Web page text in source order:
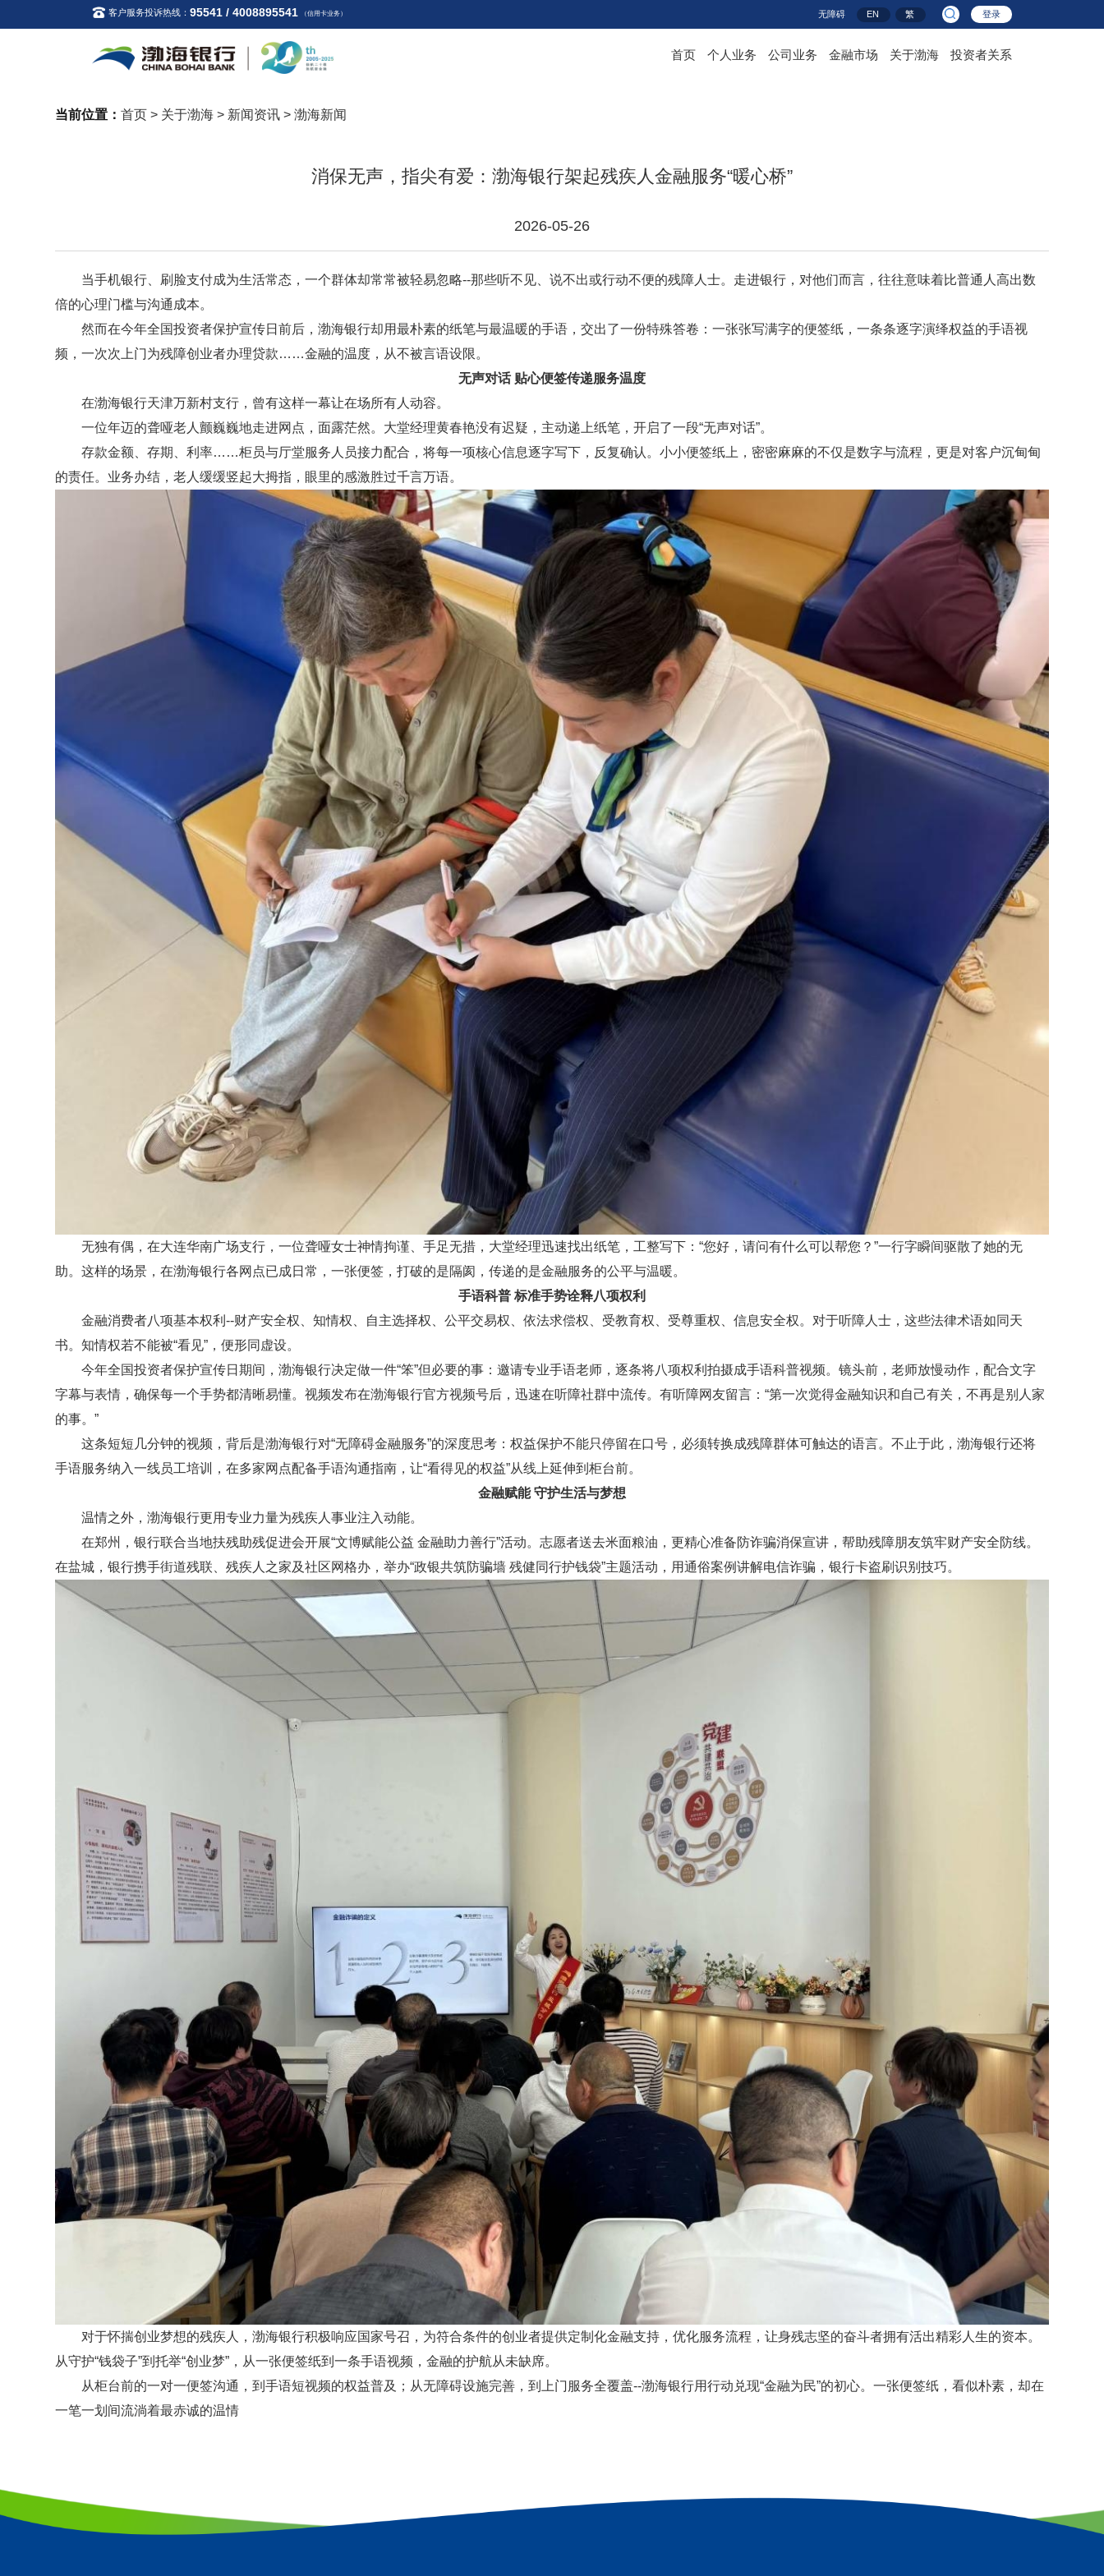
客户服务投诉热线：95541 / 4008895541 （信用卡业务） 无障碍 EN 繁 登录
首页 个人业务 公司业务 金融市场 关于渤海 投资者关系
当前位置：首页 > 关于渤海 > 新闻资讯 >渤海新闻
消保无声，指尖有爱：渤海银行架起残疾人金融服务“暖心桥”
2026-05-26
当手机银行、刷脸支付成为生活常态，一个群体却常常被轻易忽略--那些听不见、说不出或行动不便的残障人士。走进银行，对他们而言，往往意味着比普通人高出数
倍的心理门槛与沟通成本。
然而在今年全国投资者保护宣传日前后，渤海银行却用最朴素的纸笔与最温暖的手语，交出了一份特殊答卷：一张张写满字的便签纸，一条条逐字演绎权益的手语视
频，一次次上门为残障创业者办理贷款……金融的温度，从不被言语设限。
无声对话 贴心便签传递服务温度
在渤海银行天津万新村支行，曾有这样一幕让在场所有人动容。
一位年迈的聋哑老人颤巍巍地走进网点 ，面露茫然。大堂经理黄春艳没有迟疑， 主动递上纸笔，开启了一段“无声对话”。
存款金额、存期、利率……柜员与厅堂服务人员接力配合，将每一项核心信息逐字写下，反复确认。小小便签纸上，密密麻麻的不仅是数字与流程，更是对客户沉甸甸
的责任。业务办结，老人缓缓竖起大拇指，眼里的感激胜过千言万语。
无独有偶，在大连华南广场支行，一位聋哑女士神情拘谨、手足无措，大堂经理迅速找出纸笔，工整写下 ：“您好，请问有什么可以帮您？”一行字瞬间驱散了她的无
助。这样的场景，在渤海银行各网点已成日常，一张便签，打破的是隔阂，传递的是金融服务的公平与温暖。
手语科普 标准手势诠释八项权利
金融消费者八项基本权利--财产安全权、知情权、自主选择权、公平交易权、依法求偿权、受教育权、受尊重权、信息安全权。对于听障人士，这些法律术语如同天
书。知情权若不能被“看见”，便形同虚设。
今年全国投资者保护宣传日期间，渤海银行决定做一件“笨”但必要的事：邀请专业手语老师，逐条将八项权利拍摄成手语科普视频。镜头前，老师放慢动作，配合文字
字幕与表情，确保每一个手势都清晰易懂。视频发布在渤海银行官方视频号后，迅速在听障社群中流传。有听障网友留言：“第一次觉得金融知识和自己有关，不再是别人家
的事。”
这条短短几分钟的视频，背后是渤海银行对“无障碍金融服务”的深度思考：权益保护不能只停留在口号，必须转换成残障群体可触达的语言。不止于此，渤海银行还将
手语服务纳入一线员工培训，在多家网点配备手语沟通指南，让“看得见的权益”从线上延伸到柜台前。
金融赋能 守护生活与梦想
温情之外，渤海银行更用专业力量为残疾人事业注入动能。
在郑州，银行联合当地扶残助残促进会开展“文博赋能公益 金融助力善行”活动。志愿者送去米面粮油，更精心准备防诈骗消保宣讲，帮助残障朋友筑牢财产安全防线。
在盐城，银行携手街道残联、残疾人之家及社区网格办 ，举办“政银共筑防骗墙 残健同行护钱袋”主题活动 ，用通俗案例讲解电信诈骗，银行卡盗刷识别技巧。
对于怀揣创业梦想的残疾人，渤海银行积极响应国家号召， 为符合条件的创业者提供定制化金融支持，优化服务流程，让身残志坚的奋斗者拥有活出精彩人生的资本。
从守护“钱袋子”到托举“创业梦”，从一张便签纸到一条手语视频，金融的护航从未缺席。
从柜台前的一对一便签沟通 ，到手语短视频的权益普及； 从无障碍设施完善，到上门服务全覆盖--渤海银行用行动兑现“金融为民”的初心。一张便签纸，看似朴素，却在
一笔一划间流淌着最赤诚的温情